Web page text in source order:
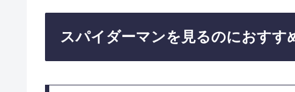
スパイダーマンを見るのにおすす